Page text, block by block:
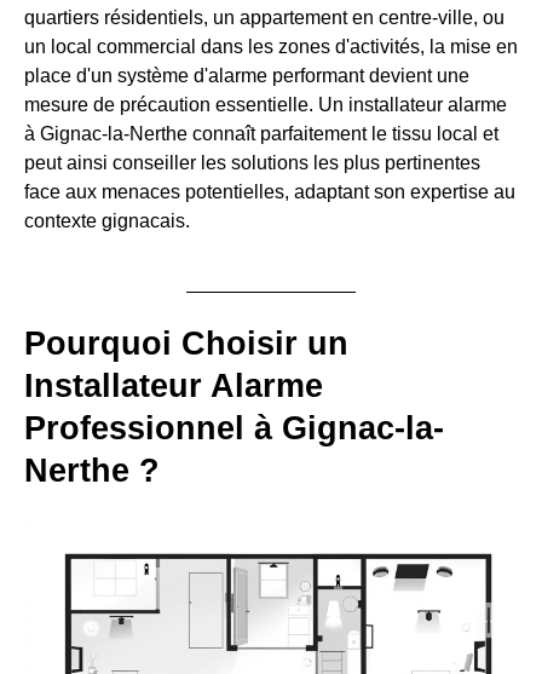
quartiers résidentiels, un appartement en centre-ville, ou
un local commercial dans les zones d'activités, la mise en
place d'un système d'alarme performant devient une
mesure de précaution essentielle. Un installateur alarme
à Gignac-la-Nerthe connaît parfaitement le tissu local et
peut ainsi conseiller les solutions les plus pertinentes
face aux menaces potentielles, adaptant son expertise au
contexte gignacais.
Pourquoi Choisir un
Installateur Alarme
Professionnel à Gignac-la-
Nerthe ?